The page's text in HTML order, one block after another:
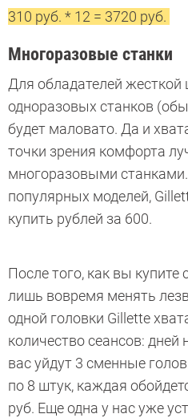
310 руб. * 12 = 3720 руб.
Многоразовые станки
Для обладателей
одноразовых станков
будет маловато. Да и
точки зрения комфорта
многоразовыми
популярных моделей,
купить рублей за 600.
После того, как вы купите
лишь вовремя менять
одной головки Gillette
количество сеансов: дней
вас уйдут 3 сменные
по 8 штук, каждая
руб. Еще одна у нас уже